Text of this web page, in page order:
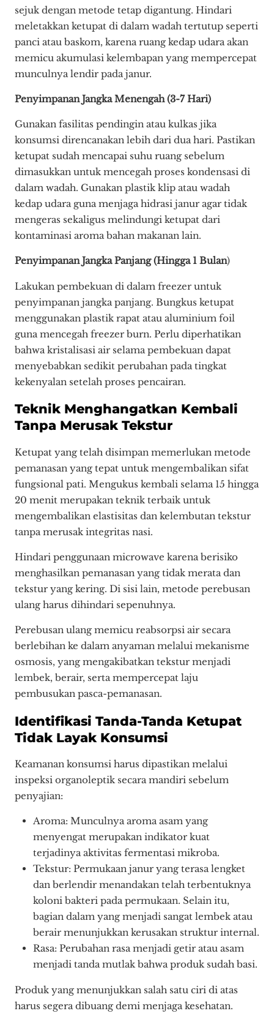
sejuk dengan metode tetap digantung. Hindari
meletakkan ketupat di dalam wadah tertutup seperti
panci atau baskom, karena ruang kedap udara akan
memicu akumulasi kelembapan yang mempercepat
munculnya lendir pada janur.
Penyimpanan Jangka Menengah (3-7 Hari)
Gunakan fasilitas pendingin atau kulkas jika
konsumsi direncanakan lebih dari dua hari. Pastikan
ketupat sudah mencapai suhu ruang sebelum
dimasukkan untuk mencegah proses kondensasi di
dalam wadah. Gunakan plastik klip atau wadah
kedap udara guna menjaga hidrasi janur agar tidak
mengeras sekaligus melindungi ketupat dari
kontaminasi aroma bahan makanan lain.
Penyimpanan Jangka Panjang (Hingga 1 Bulan)
Lakukan pembekuan di dalam freezer untuk
penyimpanan jangka panjang. Bungkus ketupat
menggunakan plastik rapat atau aluminium foil
guna mencegah freezer burn. Perlu diperhatikan
bahwa kristalisasi air selama pembekuan dapat
menyebabkan sedikit perubahan pada tingkat
kekenyalan setelah proses pencairan.
Teknik Menghangatkan Kembali
Tanpa Merusak Tekstur
Ketupat yang telah disimpan memerlukan metode
pemanasan yang tepat untuk mengembalikan sifat
fungsional pati. Mengukus kembali selama 15 hingga
20 menit merupakan teknik terbaik untuk
mengembalikan elastisitas dan kelembutan tekstur
tanpa merusak integritas nasi.
Hindari penggunaan microwave karena berisiko
menghasilkan pemanasan yang tidak merata dan
tekstur yang kering. Di sisi lain, metode perebusan
ulang harus dihindari sepenuhnya.
Perebusan ulang memicu reabsorpsi air secara
berlebihan ke dalam anyaman melalui mekanisme
osmosis, yang mengakibatkan tekstur menjadi
lembek, berair, serta mempercepat laju
pembusukan pasca-pemanasan.
Identifikasi Tanda-Tanda Ketupat
Tidak Layak Konsumsi
Keamanan konsumsi harus dipastikan melalui
inspeksi organoleptik secara mandiri sebelum
penyajian:
Aroma: Munculnya aroma asam yang
menyengat merupakan indikator kuat
terjadinya aktivitas fermentasi mikroba.
Tekstur: Permukaan janur yang terasa lengket
dan berlendir menandakan telah terbentuknya
koloni bakteri pada permukaan. Selain itu,
bagian dalam yang menjadi sangat lembek atau
berair menunjukkan kerusakan struktur internal.
Rasa: Perubahan rasa menjadi getir atau asam
menjadi tanda mutlak bahwa produk sudah basi.
Produk yang menunjukkan salah satu ciri di atas
harus segera dibuang demi menjaga kesehatan.